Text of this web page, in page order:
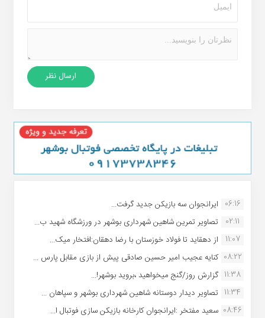
06:16 ایرانجوان سه بازیکن جدید گرفت...
02:11
تصاویر تمرین شاهین شهردارى بوشهر در ورزشگاه شهید ب...
11:07
از دهقاید تا فولاد خوزستان با رضا دهقان:افتخار میک...
08:22 کنایه عجیب امیر حسین صادقی پیش از بازی مقابل پارس ...
11:38 گزارش روز/گنج میخواهید ،بروید بوشهر!...
11:34 تصاویر دیدار دوستانه شاهین شهردارى بوشهر و سپاهان ...
08:46 سعید مفتخر :ایرانجوان کارخانه بازیکن سازی فوتبال ا...